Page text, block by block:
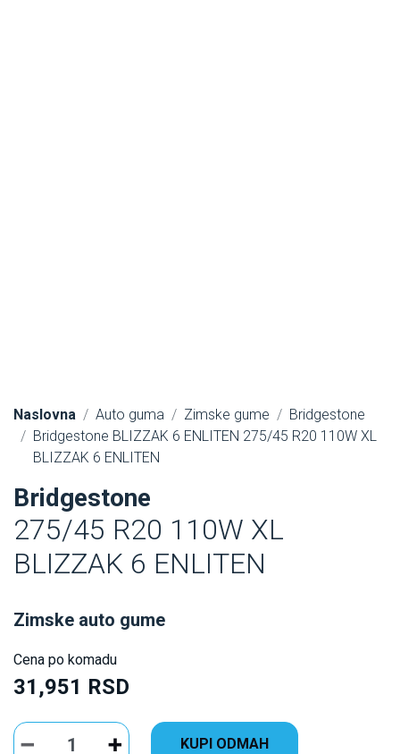
Naslovna Auto guma Zimske gume
Bridgestone
Bridgestone BLIZZAK 6 ENLITEN 275/45 R20 110W XL
BLIZZAK 6 ENLITEN
Bridgestone
275/45 R20 110W XL
BLIZZAK 6 ENLITEN
Zimske auto gume
Cena po komadu
31,951 RSD
KUPI ODMAH